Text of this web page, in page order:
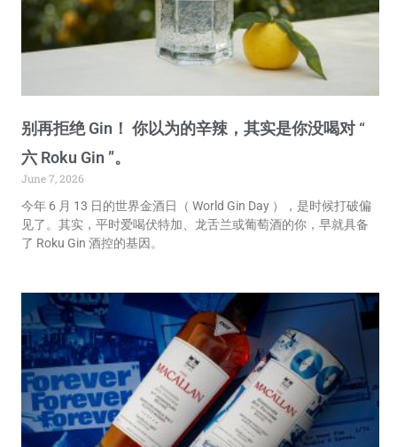
别再拒绝 Gin！ 你以为的辛辣，其实是你没喝对 “
六 Roku Gin ”。
June 7, 2026
今年 6 月 13 日的世界金酒日（ World Gin Day ），是时候打破偏
见了。其实，平时爱喝伏特加、龙舌兰或葡萄酒的你，早就具备
了 Roku Gin 酒控的基因。